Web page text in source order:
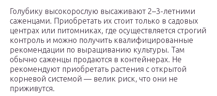
Голубику высокорослую высаживают 2–3-летними
саженцами. Приобретать их стоит только в садовых
центрах или питомниках, где осуществляется строгий
контроль и можно получить квалифицированные
рекомендации по выращиванию культуры. Там
обычно саженцы продаются в контейнерах. Не
рекомендуют приобретать растения с открытой
корневой системой — велик риск, что они не
приживутся.